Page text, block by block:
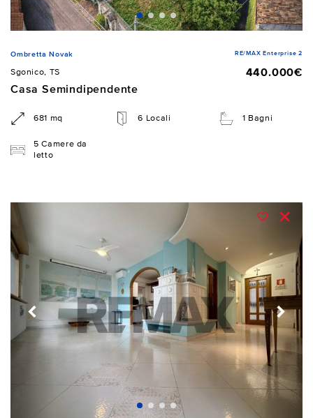
Ombretta Novak RE/MAX Enterprise 2
Sgonico, TS
440.000€
Casa Semindipendente
681 mq 6 Locali 1 Bagni
5 Camere da
letto